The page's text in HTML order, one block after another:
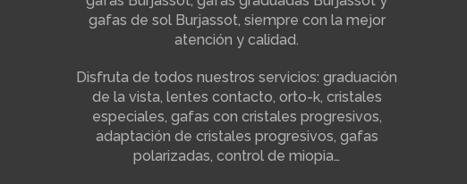
gafas de sol Burjassot, siempre con la mejor
atención y calidad.
Disfruta de todos nuestros servicios: graduación
de la vista, lentes contacto, orto-k, cristales
especiales, gafas con cristales progresivos,
adaptación de cristales progresivos, gafas
polarizadas, control de miopia…